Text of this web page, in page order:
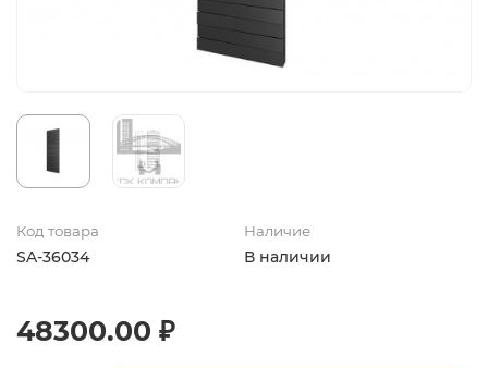
Код товара
SA-36034
Наличие
В наличии
48300.00 ₽